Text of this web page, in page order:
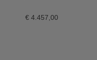
€ 4.457,00